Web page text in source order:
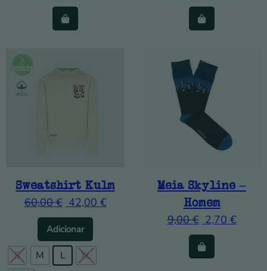
Sweatshirt Kulm
60,00€ 42,00 €
Adicionar This product has multiple variants. The
S M L
XL
Meia Skyline –
Homem
9,00€ 2,70 €